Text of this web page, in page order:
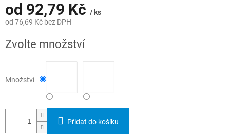
od 92,79 Kč / ks
od 76,69 Kč bez DPH
cena:
Zvolte množství
Množství
Přidat do košíku